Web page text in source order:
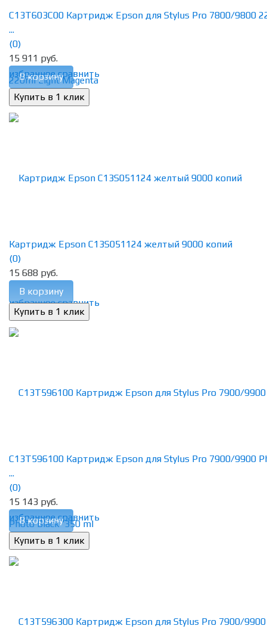
избранное сравнить
C13T603C00 Картридж Epson для Stylus Pro 7800/9800
...
(0)
15 911 руб.
В корзину
избранное сравнить
Картридж Epson C13S051124 желтый 9000 копий
(0)
15 688 руб.
В корзину
избранное сравнить
C13T596100 Картридж Epson для Stylus Pro 7900/9900
...
(0)
15 143 руб.
В корзину